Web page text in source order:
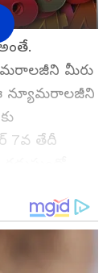
మీరు
న్యూమరాలజీని
7వ తేదీ